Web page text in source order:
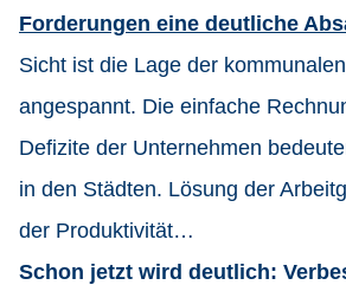
Forderungen eine deutliche
Sicht ist die Lage der
angespannt. Die einfache
Defizite der Unternehmen
in den Städten. Lösung der
der Produktivität…
Schon jetzt wird deutlich: